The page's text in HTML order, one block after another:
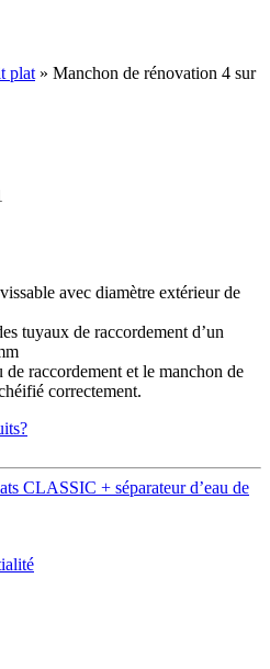
plat » Manchon de rénovation 4 sur
avec diamètre extérieur de
tuyaux de raccordement d’un
raccordement et le manchon de
correctement.
CLASSIC + séparateur d’eau de